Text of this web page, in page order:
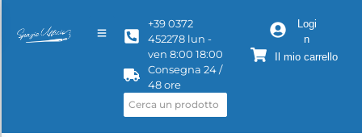
+39 0372
452278 lun -
ven 8:00 18:00
Consegna 24 /
48 ore
Logi
n
Il mio carrello